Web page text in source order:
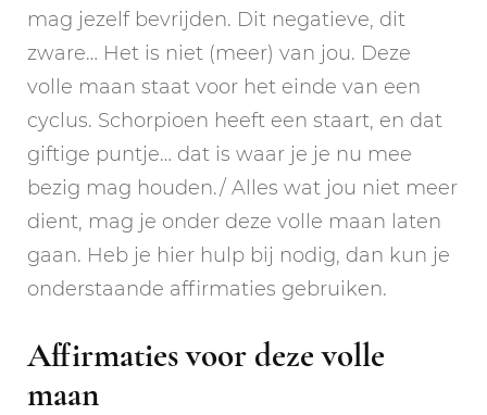
mag jezelf bevrijden. Dit negatieve, dit
zware… Het is niet (meer) van jou. Deze
volle maan staat voor het einde van een
cyclus. Schorpioen heeft een staart, en dat
giftige puntje… dat is waar je je nu mee
bezig mag houden./ Alles wat jou niet meer
dient, mag je onder deze volle maan laten
gaan. Heb je hier hulp bij nodig, dan kun je
onderstaande affirmaties gebruiken.
Affirmaties voor deze volle
maan